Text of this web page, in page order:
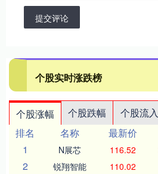
提交评论
个股实时涨跌榜
个股涨幅 个股跌幅 个股流入
排名
名称 最新价
1
N展芯 116.52
2 锐翔智能 110.02